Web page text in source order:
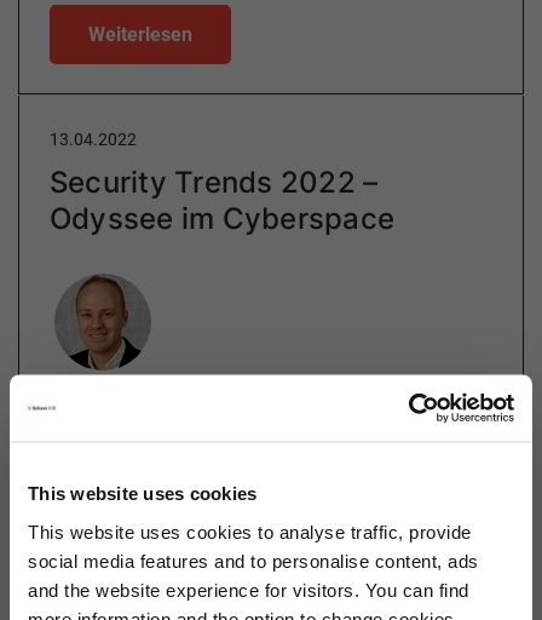
This website uses cookies
This website uses cookies to analyse traffic, provide
social media features and to personalise content, ads
and the website experience for visitors. You can find
Weiterlesen
13.04.2022
Security Trends 2022 –
Odyssee im Cyberspace
Author
Daniel Schillinger
Category
Cloud
Das Jahr 2021 war aus Sicht der IT-Security eine